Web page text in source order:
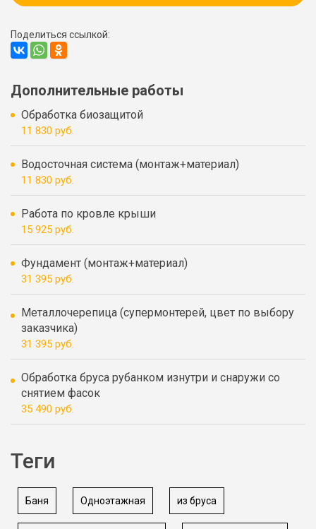
Поделиться ссылкой:
Дополнительные работы
Обработка биозащитой
11 830 руб.
Водосточная система (монтаж+материал)
11 830 руб.
Работа по кровле крыши
15 925 руб.
Фундамент (монтаж+материал)
31 395 руб.
Металлочерепица (супермонтерей, цвет по выбору
заказчика)
31 395 руб.
Обработка бруса рубанком изнутри и снаружи со
снятием фасок
35 490 руб.
Теги
Баня Одноэтажная из бруса